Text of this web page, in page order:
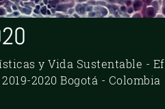
y Vida Sustentable -
2020 Bogotá - Colombia